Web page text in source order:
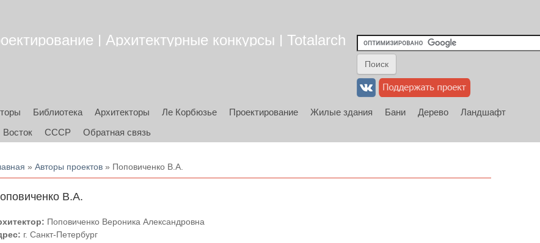
| Архитектурные конкурсы | Totalarch
Библиотека Архитекторы Ле Корбюзье Проектирование Жилые здания Бани Дерево
Ландшафт
Восток СССР Обратная связь
здесь
»Авторы проектов » Поповиченко В.А.
В.А.
Поповиченко Вероника Александровна
г. Санкт-Петербург